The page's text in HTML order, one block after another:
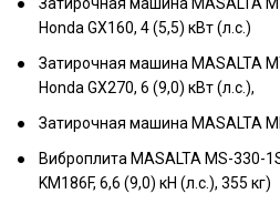
Honda GX160, 4 (5,5) кВт (л.с.)
Затирочная машина MASALTA
Honda GX270, 6 (9,0) кВт (л.с.),
Затирочная машина MASALTA
Виброплита MASALTA MS-330-
KM186F, 6,6 (9,0) кН (л.с.), 355 кг)